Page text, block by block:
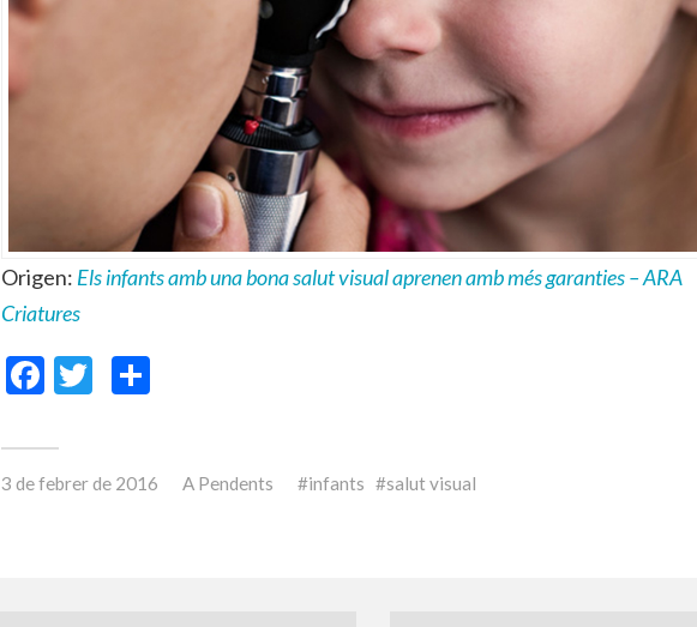
Origen: Els infants amb una bona salut visual aprenen amb més garanties – ARA
Criatures
Facebook
Twitter
3 de febrer de 2016 A Pendents infants salut visual